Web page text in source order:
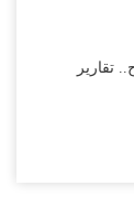
تقارير